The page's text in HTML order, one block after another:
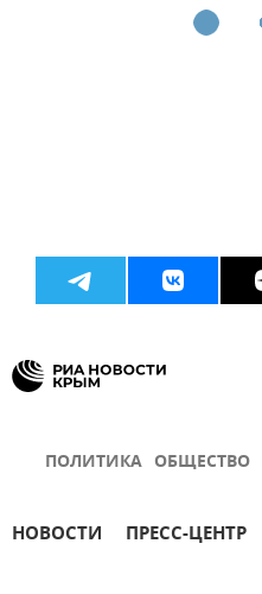
ПОЛИТИКА ОБЩЕСТВО
НОВОСТИ ПРЕСС-ЦЕНТР